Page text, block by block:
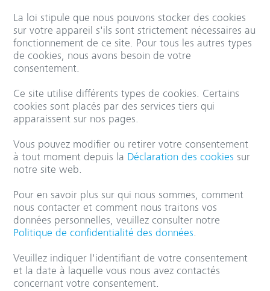
La loi stipule que nous pouvons stocker des cookies
sur votre appareil s'ils sont strictement nécessaires au
fonctionnement de ce site. Pour tous les autres types
de cookies, nous avons besoin de votre
consentement.
Ce site utilise différents types de cookies. Certains
cookies sont placés par des services tiers qui
apparaissent sur nos pages.
Vous pouvez modifier ou retirer votre consentement
à tout moment depuis la Déclaration des cookies sur
notre site web.
Pour en savoir plus sur qui nous sommes, comment
nous contacter et comment nous traitons vos
données personnelles, veuillez consulter notre
Politique de confidentialité des données.
Veuillez indiquer l'identifiant de votre consentement
et la date à laquelle vous nous avez contactés
concernant votre consentement.